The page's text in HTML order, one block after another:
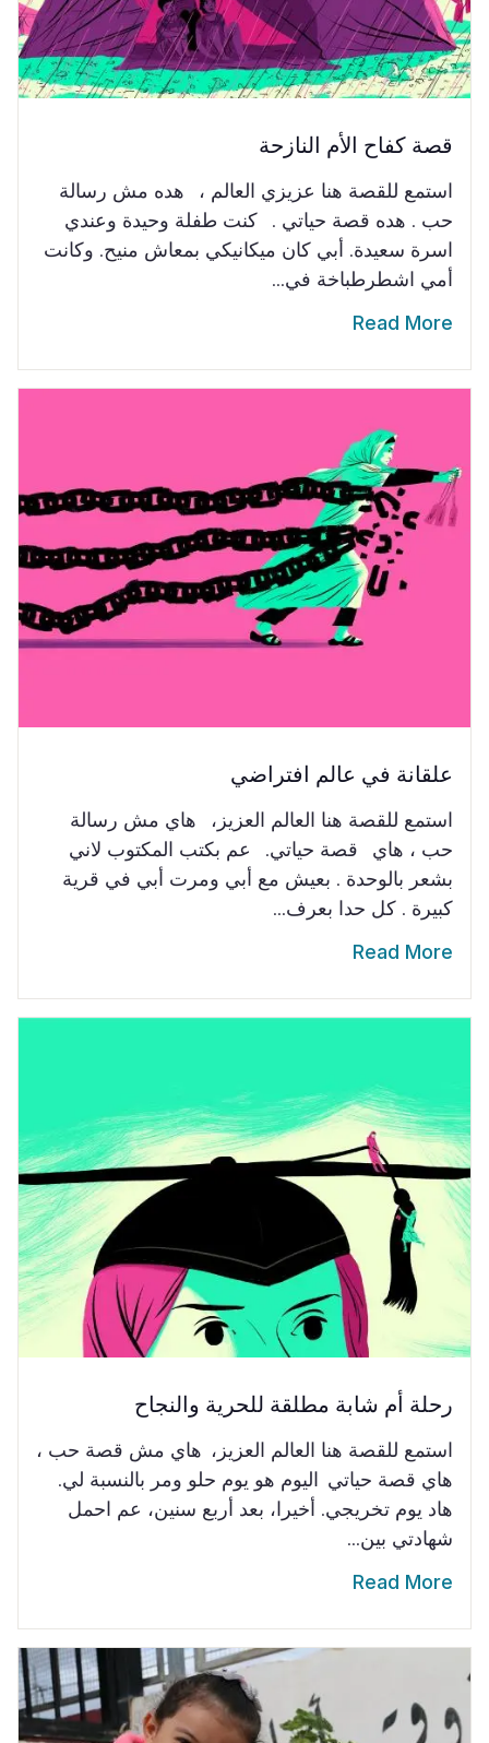
قصة كفاح الأم النازحة
استمع للقصة هنا عزيزي العالم ، هده مش رسالة
حب . هده قصة حياتي . كنت طفلة وحيدة وعندي
اسرة سعيدة. أبي كان ميكانيكي بمعاش منيح. وكانت
أمي اشطرطباخة في...
Read More
علقانة في عالم افتراضي
استمع للقصة هنا العالم العزيز، هاي مش رسالة
حب ، هاي قصة حياتي. عم بكتب المكتوب لاني
بشعر بالوحدة . بعيش مع أبي ومرت أبي في قرية
كبيرة . كل حدا بعرف...
Read More
رحلة أم شابة مطلقة للحرية والنجاح
استمع للقصة هنا العالم العزيز، هاي مش قصة حب ،
هاي قصة حياتي اليوم هو يوم حلو ومر بالنسبة لي.
هاد يوم تخريجي. أخيرا، بعد أربع سنين، عم احمل
شهادتي بين...
Read More